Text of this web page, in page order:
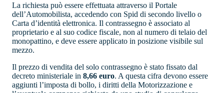
La richiesta può essere effettuata attraverso il Portale
dell’Automobilista, accedendo con Spid di secondo livello o
Carta d’identità elettronica. Il contrassegno è associato al
proprietario e al suo codice fiscale, non al numero di telaio del
monopattino, e deve essere applicato in posizione visibile sul
mezzo.
Il prezzo di vendita del solo contrassegno è stato fissato dal
decreto ministeriale in 8,66 euro. A questa cifra devono essere
aggiunti l’imposta di bollo, i diritti della Motorizzazione e